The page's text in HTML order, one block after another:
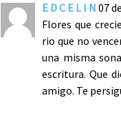
E D C E L I N 07
Flores que
rio que no
una misma
escritura. Que
amigo. Te